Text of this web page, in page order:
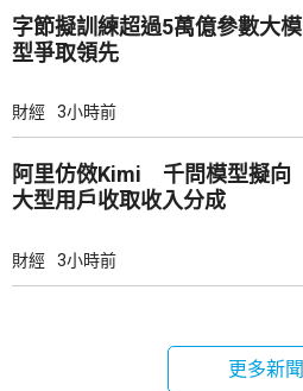
字節擬訓練超過5萬億參數大模
型爭取領先
財經 3小時前
阿里仿傚Kimi 千問模型擬向
大型用戶收取收入分成
財經 3小時前
更多新聞